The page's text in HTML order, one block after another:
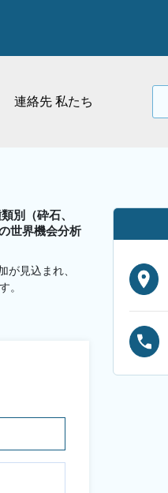
連絡先 私たち
別（砕石、
世界機会分析
が見込まれ、
。